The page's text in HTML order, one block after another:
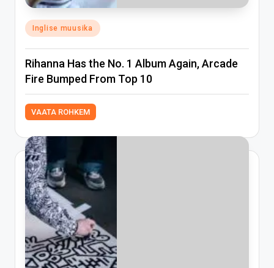
Posted
in
Inglise muusika
Rihanna Has the No. 1 Album Again, Arcade
Fire Bumped From Top 10
VAATA ROHKEM